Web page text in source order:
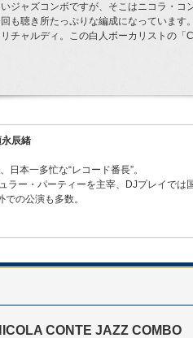
ジャズコンボですが、そこはニコラ・コ
も聴き所たっぷりな編成になっています
チャルディ。この白人ボーカリストの
辰緒
本一多忙な“レコード番長”。
ラー・パーティーを主宰、DJプレイでは
の公演も多数。
CONTE JAZZ COMBO